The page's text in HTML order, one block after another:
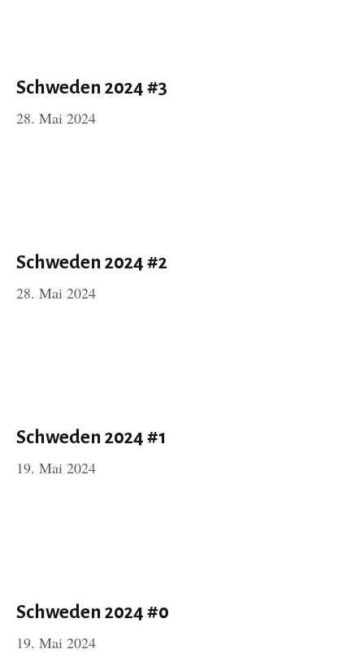
Schweden 2024 #3
28. Mai 2024
Schweden 2024 #2
28. Mai 2024
Schweden 2024 #1
19. Mai 2024
Schweden 2024 #0
19. Mai 2024